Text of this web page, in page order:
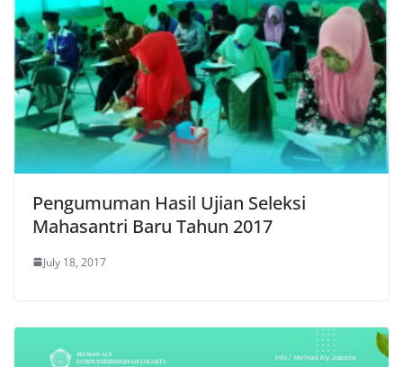
Pengumuman Hasil Ujian Seleksi
Mahasantri Baru Tahun 2017
July 18, 2017